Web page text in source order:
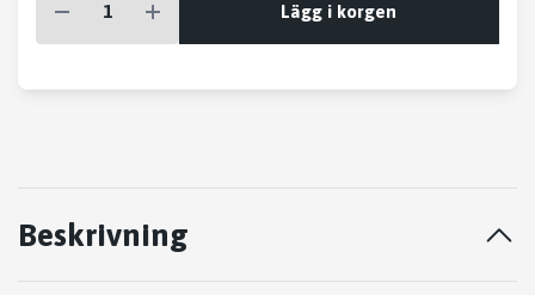
Lägg i korgen
Beskrivning